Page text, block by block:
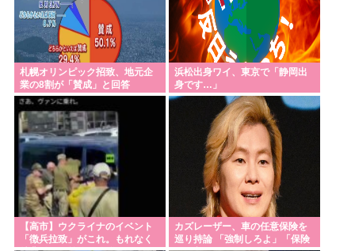
札幌オリンピック招致、地元企
業の8割が「賛成」と回答
浜松出身ワイ、東京で「静岡出
身です…」
【高市】ウクライナのイベント
「徴兵拉致」がこれ。もれなく
カズレーザー、車の任意保険を
巡り持論 「強制しろよ」「保険